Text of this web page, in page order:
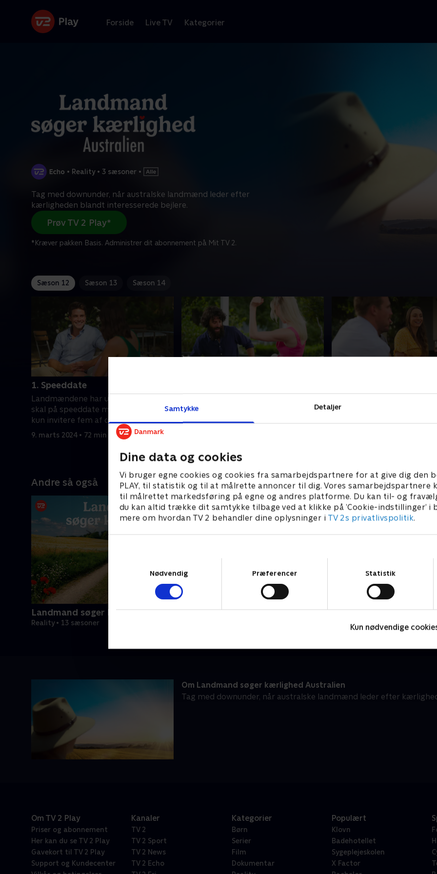
Samtykke Detaljer
Dine data og cookies
Vi bruger egne cookies og cookies fra samarbejdspartnere for at give dig den
PLAY, til statistik og til at målrette annoncer til dig. Vores samarbejdspartnere
til målrettet markedsføring på egne og andres platforme. Du kan til- og
du kan altid trække dit samtykke tilbage ved at klikke på ’Cookie-indstillinger’ i
mere om hvordan TV 2 behandler dine oplysninger i TV 2s privatlivspolitik.
Nødvendig
Præferencer Statistik
Kun nødvendige
Forside Live TV Kategorier
• Reality • 3 sæsoner •
Tag med downunder, når australske landmænd leder efter
kærligheden blandt interesserede bejlere.
Prøv TV 2 Play*
*Kræver pakken Basis. Administrer dit abonnement på Mit TV 2.
Sæson 12 Sæson 13 Sæson 14
1. Speeddate
Landmændene har udvalgt dem, de
skal på speeddate med, men de kan
kun invitere fem af dem med hjem.
9. marts 2024 • 72 min
skal landmændene nu vælge den ene
heldige person, som de vil på den
alle nu for første gang, og
Andre så også
Landmand søger kærlighed
Reality • 13 sæsoner
Landmand søger kærlighed USA
Om Landmand søger kærlighed Australien
Tag med downunder, når australske landmænd leder efter
Om TV 2 Play
Priser og abonnement
Her kan du se TV 2 Play
Gavekort til TV 2 Play
Support og Kundecenter
Kanaler
TV 2
TV 2 Sport
TV 2 News
TV 2 Echo
Kategorier
Børn
Serier
Film
Dokumentar
Populært
Klovn
Badehotellet
Sygeplejeskolen
X Factor